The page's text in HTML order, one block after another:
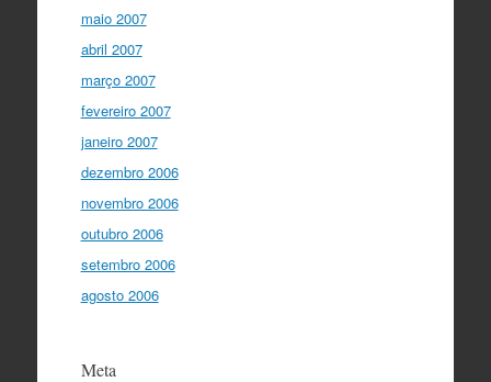
maio 2007
abril 2007
março 2007
fevereiro 2007
janeiro 2007
dezembro 2006
novembro 2006
outubro 2006
setembro 2006
agosto 2006
Meta